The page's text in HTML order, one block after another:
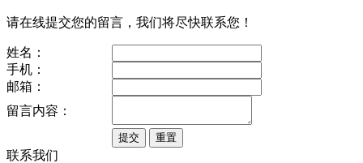
请在线提交您的留言，我们将尽快联系您！
姓名：
手机：
邮箱：
留言内容：
联系我们